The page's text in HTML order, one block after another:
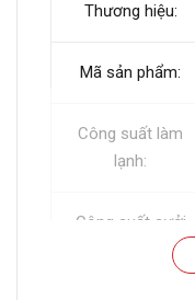
Thương hiệu:
Mã sản phẩm:
Công suất làm
lạnh:
Công suất sưởi